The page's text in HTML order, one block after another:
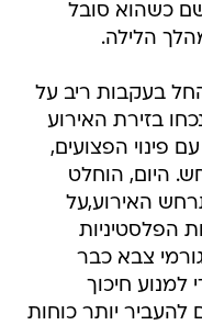
כשהוא סובל
הלילה.
בעקבות ריב על
בזירת האירוע
פינוי הפצועים,
היום, הוחלט
האירוע,על
הפלסטיניות
צבא כבר
למנוע חיכוך
להעביר יותר כוחות